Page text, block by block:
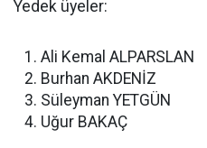
Yedek üyeler:
Ali Kemal ALPARSLAN
Burhan AKDENİZ
Süleyman YETGÜN
Uğur BAKAÇ